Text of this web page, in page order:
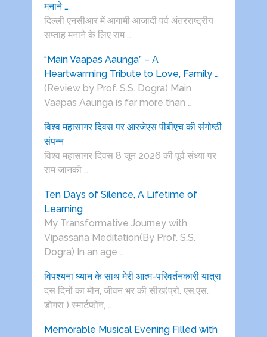
मनाने …
दिल्ली एनसीआर में आगामी आजादी पर्व अंतरराष्ट्रीय
सप्ताह मनाने के लिए राम …
“Main Vaapas Aaunga” – A
Heartwarming Tribute to Love, Family …
(Review by Prof. S.S. Dogra) Main
Vaapas Aaunga is far more than …
विश्व महासागर दिवस पर आरजेएस पीबीएच की संगोष्ठी
संपन्न
विश्व महासागर दिवस 8 जून 2026 की पूर्व संध्या पर
राम जानकी …
Ten Days of Silence, A Lifetime of
Learning
My Transformative Journey with
Vipassana Meditation(By Prof. S.S.
Dogra) In an age …
विपश्यना ध्यान के साथ मेरी आत्म-परिवर्तनकारी यात्रा
दस दिनों का मौन, जीवन भर की सीख(प्रो. एस.एस.
डोगरा ) स्मार्टफोन, …
Memorable Musical Evening Filled with